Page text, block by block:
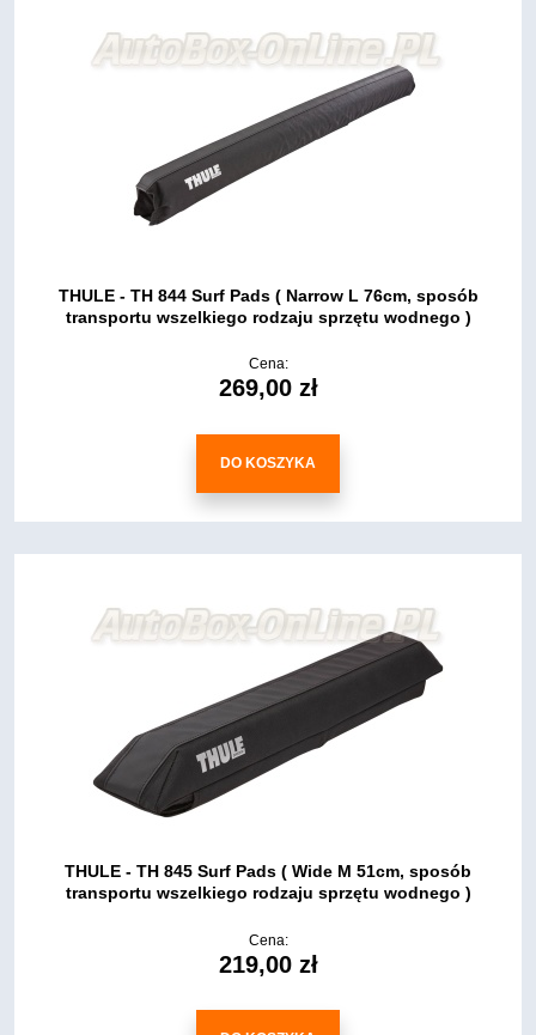
THULE - TH 844 Surf Pads ( Narrow L 76cm, sposób
transportu wszelkiego rodzaju sprzętu wodnego )
Cena:
269,00 zł
DO KOSZYKA
THULE - TH 845 Surf Pads ( Wide M 51cm, sposób
transportu wszelkiego rodzaju sprzętu wodnego )
Cena:
219,00 zł